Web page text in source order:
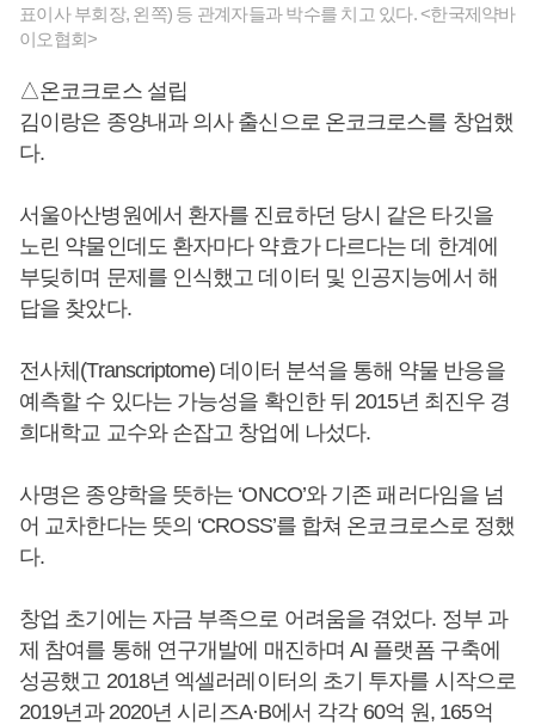
표이사 부회장, 왼쪽) 등 관계자들과 박수를 치고 있다. <한국제약바
이오협회>
△온코크로스 설립
김이랑은 종양내과 의사 출신으로 온코크로스를 창업했
다.
서울아산병원에서 환자를 진료하던 당시 같은 타깃을
노린 약물인데도 환자마다 약효가 다르다는 데 한계에
부딪히며 문제를 인식했고 데이터 및 인공지능에서 해
답을 찾았다.
전사체(Transcriptome) 데이터 분석을 통해 약물 반응을
예측할 수 있다는 가능성을 확인한 뒤 2015년 최진우 경
희대학교 교수와 손잡고 창업에 나섰다.
사명은 종양학을 뜻하는 ‘ONCO’와 기존 패러다임을 넘
어 교차한다는 뜻의 ‘CROSS’를 합쳐 온코크로스로 정했
다.
창업 초기에는 자금 부족으로 어려움을 겪었다. 정부 과
제 참여를 통해 연구개발에 매진하며 AI 플랫폼 구축에
성공했고 2018년 엑셀러레이터의 초기 투자를 시작으로
2019년과 2020년 시리즈A·B에서 각각 60억 원, 165억